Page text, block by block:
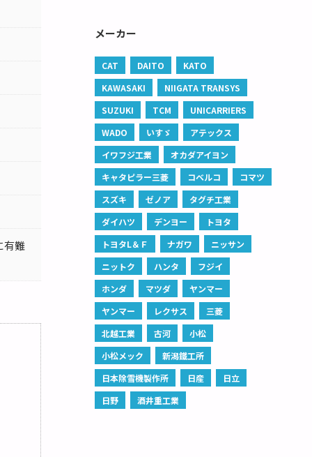
有難
メーカー
CAT DAITO
KATO
KAWASAKI
NIIGATA TRANSYS
SUZUKI
TCM
UNICARRIERS
WADO
いすゞ
アテックス
イワフジ工業
オカダアイヨン
キャタピラー三菱
コベルコ
コマツ
スズキ
ゼノア
タグチ工業
ダイハツ
デンヨー
トヨタ
トヨタL＆Ｆ
ナガワ
ニッサン
ニットク
ハンタ
フジイ
ホンダ
マツダ
ヤンマー
ヤンマー
レクサス
三菱
北越工業
古河
小松
小松メック
新潟鐵工所
日本除雪機製作所
日産
日立
日野
酒井重工業